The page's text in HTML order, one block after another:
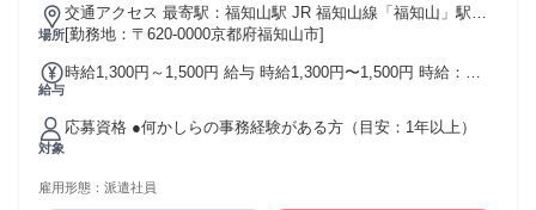
場所
交通アクセス 最寄駅：福知山駅 JR 福知山線「福知山」駅
[勤務地：〒620-0000京都府福知山市]
給与
時給1,300円～1,500円 給与 時給1,300円〜1,500円 時給：
7時間50分×21日勤務+5時間残業代8,125円追加の場合） 【月
収例2】256,125円 （時給1,500円×実働7時間50分×21日勤務
働が発生した場合は追加支給 ※ご経験・スキルにより優遇い
対象
応募資格 ●何かしらの事務経験がある方（目安：1年以上）
雇用形態： 派遣社員